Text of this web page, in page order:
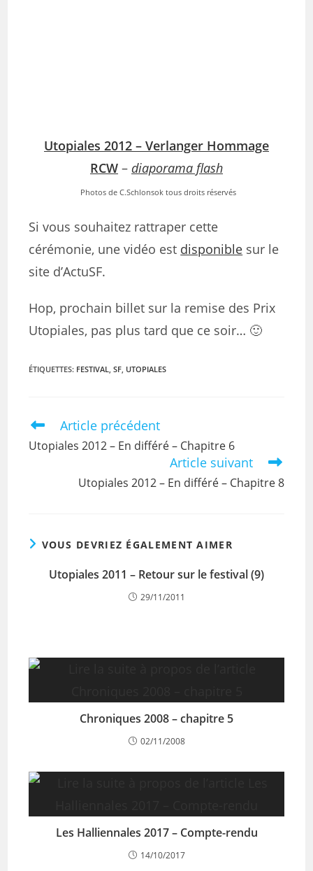
Utopiales 2012 – Verlanger Hommage
RCW – diaporama flash
Photos de C.Schlonsok tous droits réservés
Si vous souhaitez rattraper cette
cérémonie, une vidéo est disponible sur le
site d’ActuSF.
Hop, prochain billet sur la remise des Prix
Utopiales, pas plus tard que ce soir… 🙂
ÉTIQUETTES: FESTIVAL, SF, UTOPIALES
Article précédent
Utopiales 2012 – En différé – Chapitre 6
Article suivant
Utopiales 2012 – En différé – Chapitre 8
VOUS DEVRIEZ ÉGALEMENT AIMER
Utopiales 2011 – Retour sur le festival (9)
29/11/2011
Chroniques 2008 – chapitre 5
02/11/2008
Les Halliennales 2017 – Compte-rendu
14/10/2017